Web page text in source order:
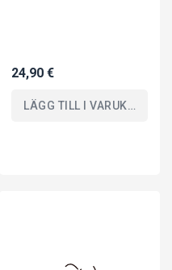
LÄGG TILL I VARUKORGEN